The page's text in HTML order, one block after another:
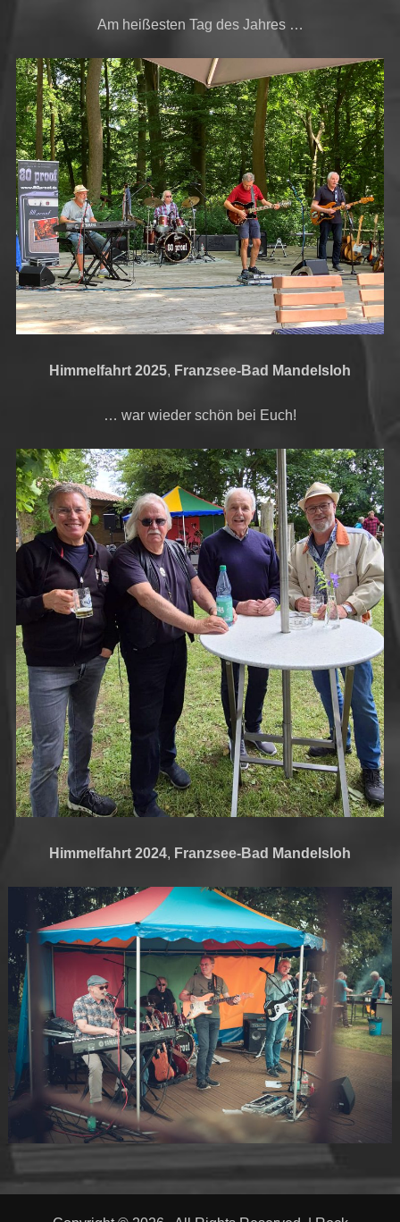
Am heißesten Tag des Jahres …
Himmelfahrt 2025, Franzsee-Bad Mandelsloh
… war wieder schön bei Euch!
Himmelfahrt 2024, Franzsee-Bad Mandelsloh